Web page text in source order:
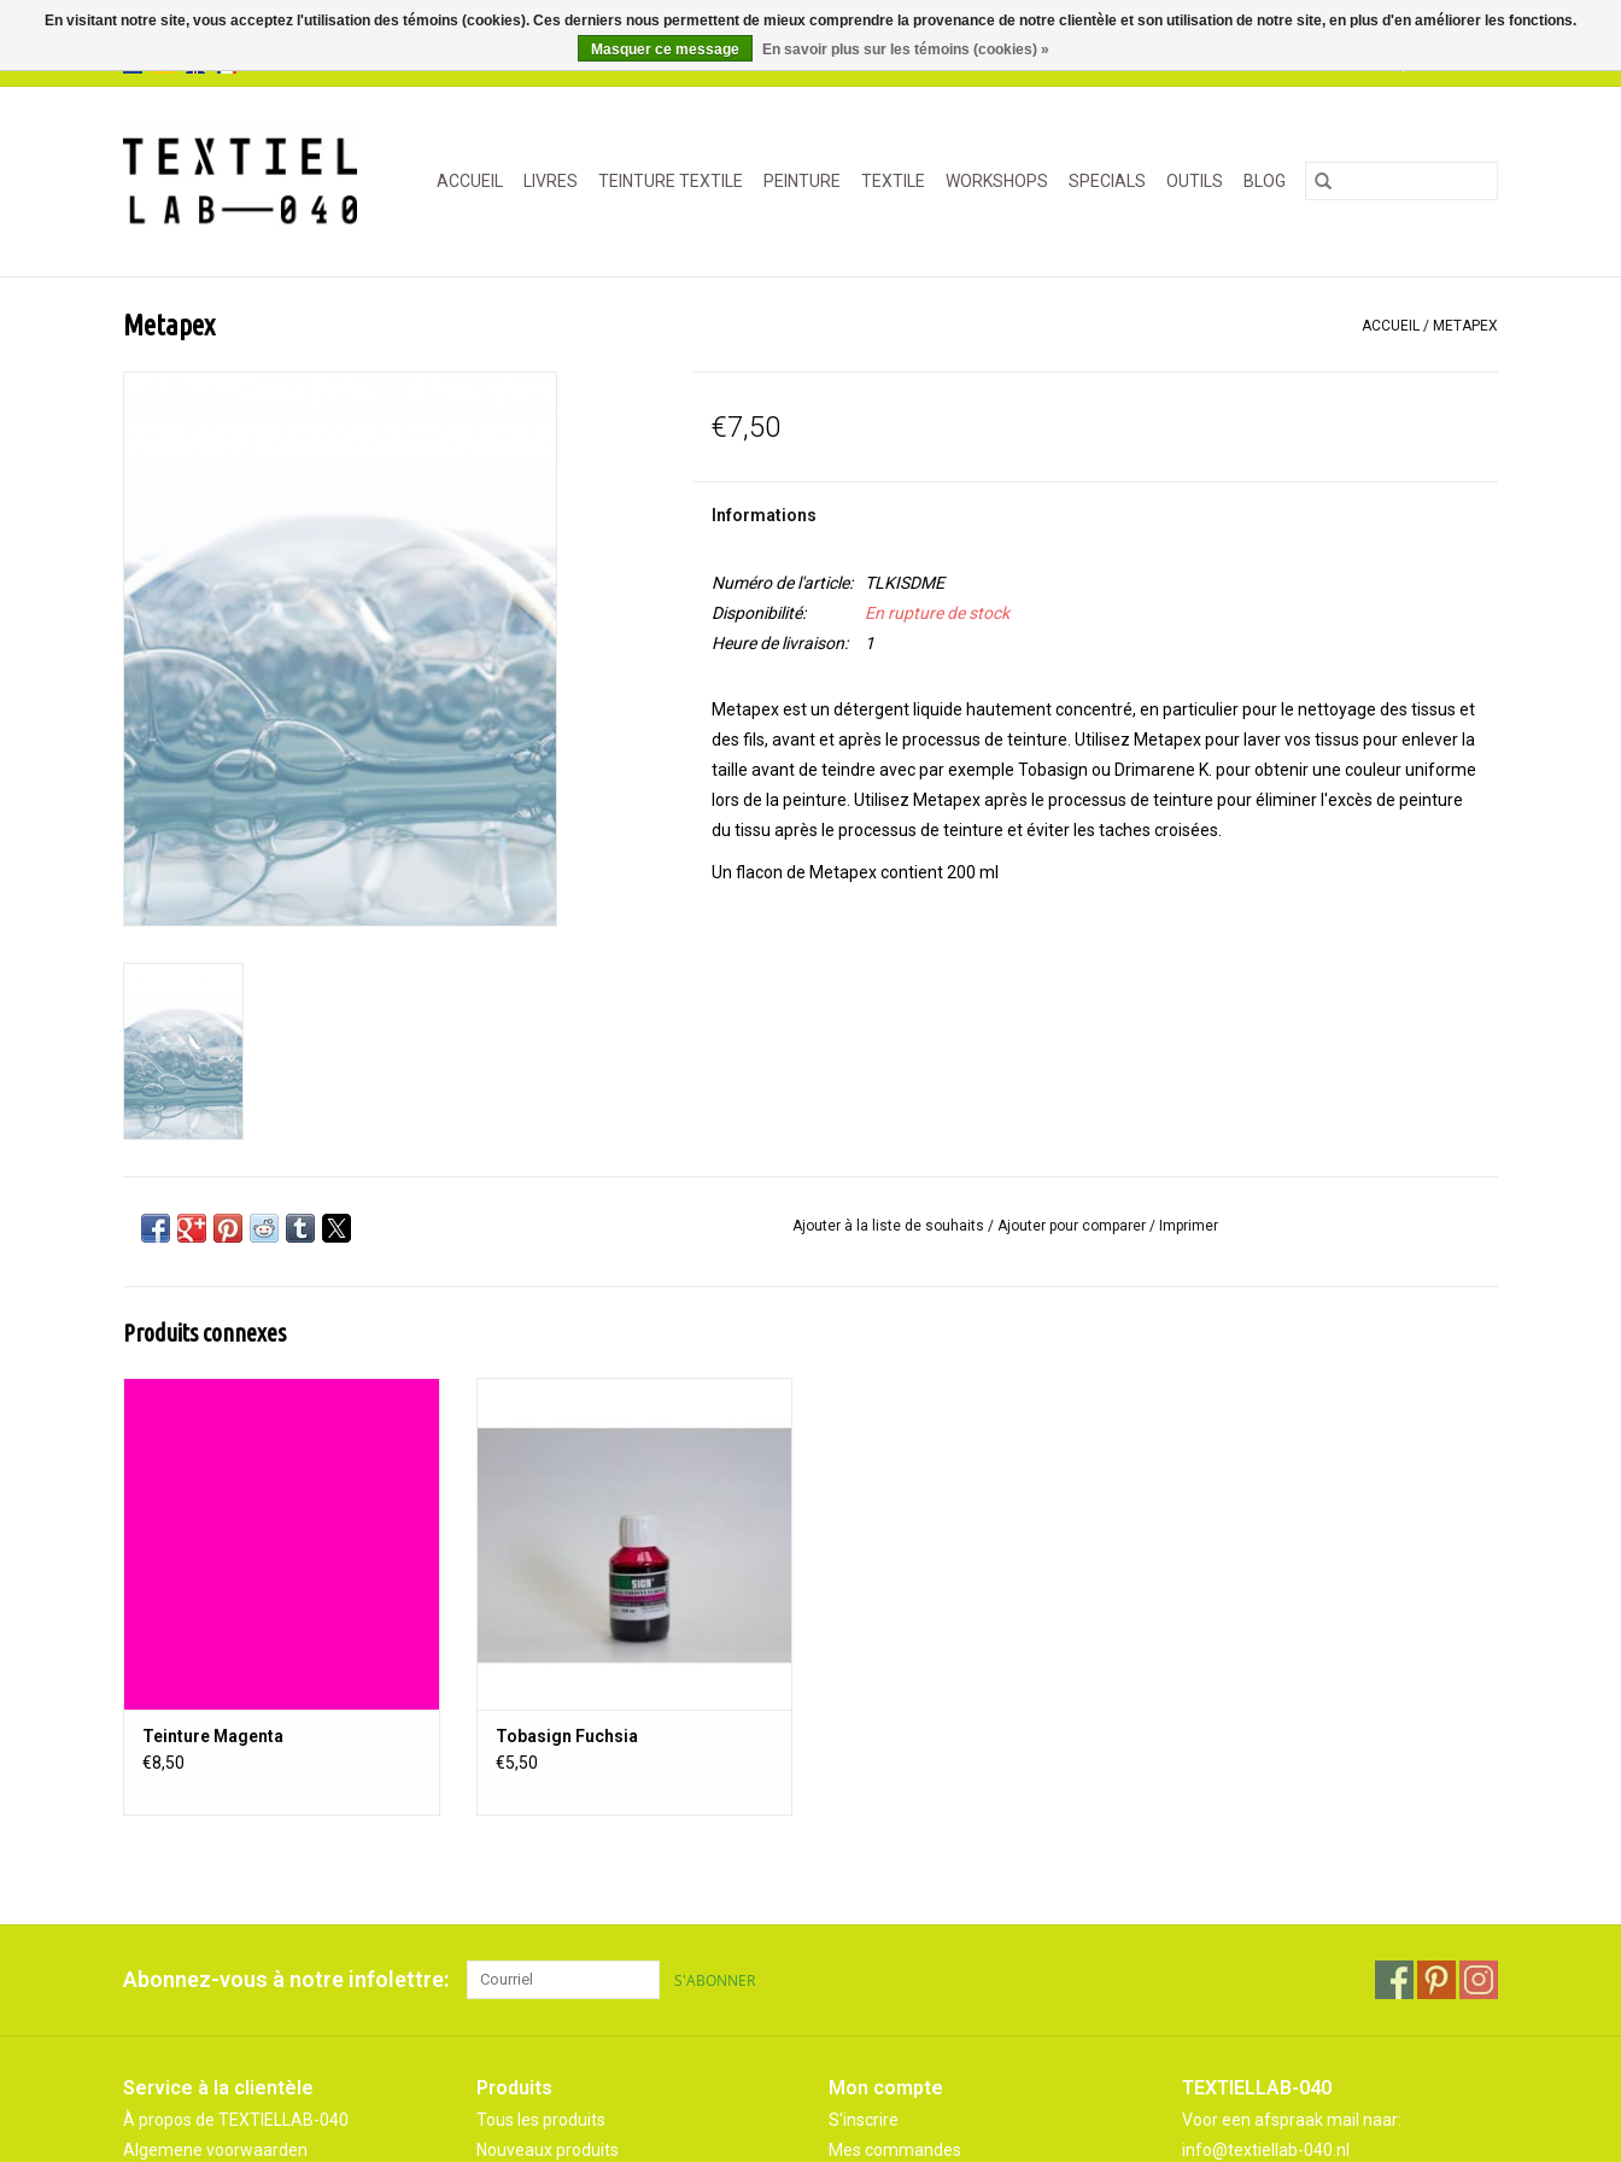
ACCUEIL LIVRES TEINTURE TEXTILE PEINTURE TEXTILE WORKSHOPS SPECIALS OUTILS BLOG
Metapex ACCUEIL / METAPEX
€7,50
Informations
Numéro de l'article:
TLKISDME
Disponibilité:
En rupture de stock
Heure de livraison:
1
Metapex est un détergent liquide hautement concentré, en particulier pour le nettoyage des tissus et
des fils, avant et après le processus de teinture. Utilisez Metapex pour laver vos tissus pour enlever la
taille avant de teindre avec par exemple Tobasign ou Drimarene K. pour obtenir une couleur uniforme
lors de la peinture. Utilisez Metapex après le processus de teinture pour éliminer l'excès de peinture
du tissu après le processus de teinture et éviter les taches croisées.
Un flacon de Metapex contient 200 ml
Ajouter à la liste de souhaits / Ajouter pour comparer /Imprimer
Produits connexes
Teinture Magenta
€8,50
Tobasign Fuchsia
€5,50
Abonnez-vous à notre infolettre: S'ABONNER
Service à la clientèle
À propos de TEXTIELLAB-040
Algemene voorwaarden
Produits
Tous les produits
Nouveaux produits
Mon compte
S'inscrire
Mes commandes
TEXTIELLAB-040
Voor een afspraak mail naar:
info@textiellab-040.nl
En visitant notre site, vous acceptez l'utilisation des témoins (cookies). Ces derniers nous permettent de mieux comprendre la provenance de notre clientèle et son utilisation de notre site, en plus d'en améliorer les fonctions.
Masquer ce message
En savoir plus sur les témoins (cookies) »